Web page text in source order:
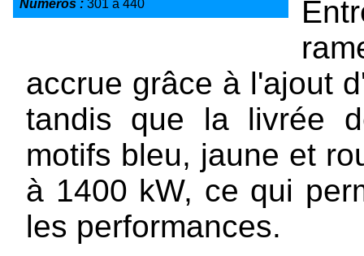
Numéros : 301 à 440
accrue grâce à l'ajout
tandis que la livrée
motifs bleu, jaune et
à 1400 kW, ce qui
les performances.